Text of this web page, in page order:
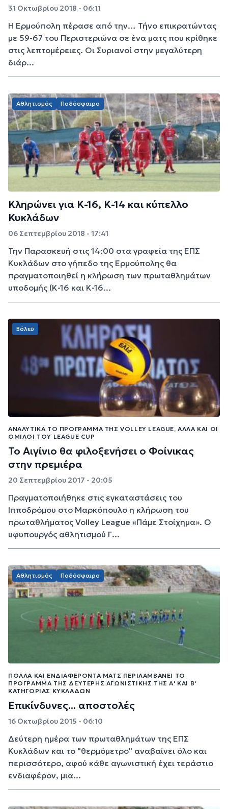
31 Οκτωβρίου 2018 - 06:11
Η Ερμούπολη πέρασε από την… Τήνο επικρατώντας
με 59-67 του Περιστεριώνα σε ένα ματς που κρίθηκε
στις λεπτομέρειες. Οι Συριανοί στην μεγαλύτερη
διάρ...
Αθλητισμός Ποδόσφαιρο
Κληρώνει για Κ-16, Κ-14 και κύπελλο
Κυκλάδων
06 Σεπτεμβρίου 2018 - 17:41
Την Παρασκευή στις 14:00 στα γραφεία της ΕΠΣ
Κυκλάδων στο γήπεδο της Ερμούπολης θα
πραγματοποιηθεί η κλήρωση των πρωταθλημάτων
υποδομής (Κ-16 και Κ-16...
Βόλεϋ
ΑΝΑΛΥΤΙΚΆ ΤΟ ΠΡΌΓΡΑΜΜΑ ΤΗΣ VOLLEY LEAGUE, ΑΛΛΆ ΚΑΙ ΟΙ
ΌΜΙΛΟΙ ΤΟΥ LEAGUE CUP
Το Αιγίνιο θα φιλοξενήσει ο Φοίνικας
στην πρεμιέρα
20 Σεπτεμβρίου 2017 - 20:05
Πραγματοποιήθηκε στις εγκαταστάσεις του
Ιπποδρόμου στο Μαρκόπουλο η κλήρωση του
πρωταθλήματος Volley League «Πάμε Στοίχημα». Ο
υφυπουργός αθλητισμού Γ...
Αθλητισμός Ποδόσφαιρο
ΠΟΛΛΆ ΚΑΙ ΕΝΔΙΑΦΈΡΟΝΤΑ ΜΑΤΣ ΠΕΡΙΛΑΜΒΆΝΕΙ ΤΟ
ΠΡΌΓΡΑΜΜΑ ΤΗΣ ΔΕΎΤΕΡΗΣ ΑΓΩΝΙΣΤΙΚΉΣ ΤΗΣ Α' ΚΑΙ Β'
ΚΑΤΗΓΟΡΊΑΣ ΚΥΚΛΆΔΩΝ
Επικίνδυνες... αποστολές
16 Οκτωβρίου 2015 - 06:10
Δεύτερη ημέρα των πρωταθλημάτων της ΕΠΣ
Κυκλάδων και το "θερμόμετρο" αναβαίνει όλο και
περισσότερο, αφού κάθε αγωνιστική έχει τεράστιο
ενδιαφέρον, μια...